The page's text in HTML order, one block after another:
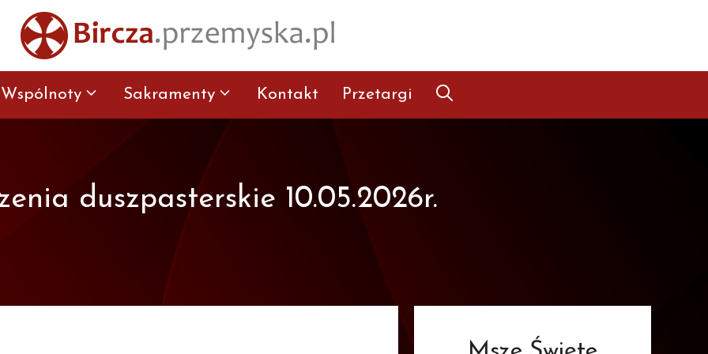
Wspólnoty Sakramenty Kontakt Przetargi
duszpasterskie 10.05.2026r.